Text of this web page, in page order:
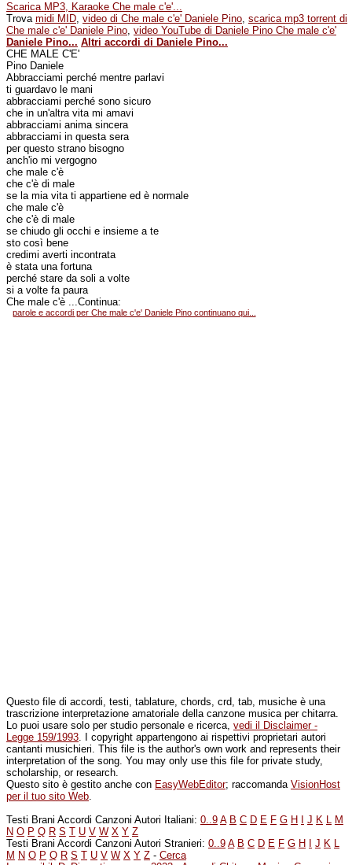
Scarica MP3, Karaoke Che male c'e'...
Trova midi MID, video di Che male c'e' Daniele Pino, scarica mp3 torrent di
Che male c'e' Daniele Pino, video YouTube di Daniele Pino Che male c'e'
Daniele Pino... Altri accordi di Daniele Pino...
CHE MALE C'E'
Pino Daniele
Abbracciami perché mentre parlavi
ti guardavo le mani
abbracciami perché sono sicuro
che in un'altra vita mi amavi
abbracciami anima sincera
abbracciami in questa sera
per questo strano bisogno
anch'io mi vergogno
che male c'è
che c'è di male
se la mia vita ti appartiene ed è normale
che male c'è
che c'è di male
se chiudo gli occhi e insieme a te
sto così bene
credimi averti incontrata
è stata una fortuna
perché stare da soli a volte
si a volte fa paura
Che male c'è ...Continua:
parole e accordi per Che male c'e' Daniele Pino continuano qui...
Questo file di accordi, testi, tablature, chords, crd, tab, musiche è una
trascrizione interpretazione amatoriale della canzone musica per chitarra.
Lo puoi usare solo per studio personale e ricerca, vedi il Disclaimer -
Legge 159/1993. I copyright appartengono ai rispettivi proprietari autori
cantanti musichieri. This file is the author's own work and represents their
interpretation of the song. You may only use this file for private study,
scholarship, or research.
Questo sito è gestito anche con EasyWebEditor; raccomanda VisionHost
per il tuo sito Web.
Testi Brani Accordi Canzoni Autori Italiani: 0..9 A B C D E F G H J K L M
N O P Q R S T U V W X Y Z
Testi Brani Accordi Canzoni Autori Stranieri: 0..9 A B C D E F G H J K L
M N O P Q R S T U V W X Y Z - Cerca